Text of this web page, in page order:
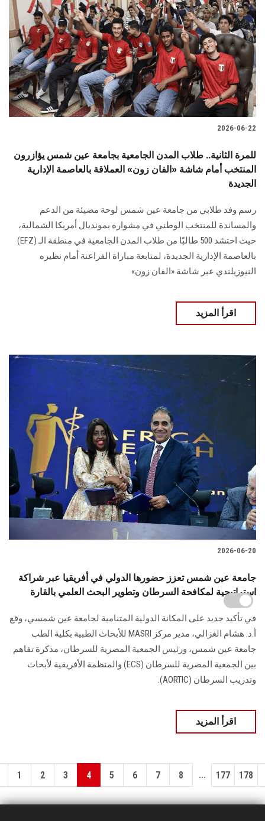
2026-06-22
للمرة الثانية.. طلاب المدن الجامعية بجامعة عين شمس يؤازرون
المنتخب أمام شاشة «الفان زون» العملاقة بالعاصمة الإدارية
الجديدة
رسم وفد طلابي من جامعة عين شمس لوحة مضيئة من الدعم
والمساندة للمنتخب الوطني في مشواره بمونديال أمريكا الشمالية،
حيث احتشد 500 طالبًا من طلاب المدن الجامعية في منطقة الـ (EFZ)
بالعاصمة الإدارية الجديدة، لمتابعة مباراة الفراعنة أمام نظيره
النيوزيلندي عبر شاشة «الفان زون»
اقرأ المزيد
2026-06-20
جامعة عين شمس تعزز حضورها الدولي في أفريقيا عبر شراكة
استراتيجية لمكافحة السرطان وتطوير البحث العلمي بالقارة
في تأكيد جديد على المكانة الدولية المتنامية لجامعة عين شمسي، وقع
أ.د. هشام الغزالي، مدير مركز MASRI للأبحاث الطبية بكلية الطب
جامعة عين شمس، ورئيس الجمعية المصرية للسرطان، مذكرة تفاهم
بين الجمعية المصرية للسرطان (ECS) والمنظمة الأفريقية لأبحاث
وتدريب السرطان (AORTIC).
اقرأ المزيد
1 2 3 4 5 6 7 8 ... 177 178